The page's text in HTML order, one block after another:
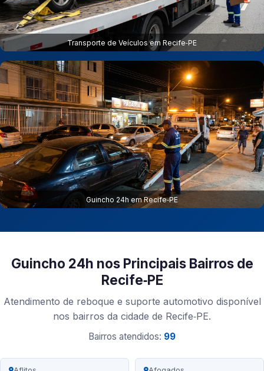
Transporte de Veículos em Recife‑PE
Guincho 24h em Recife‑PE
Guincho 24h nos Principais Bairros de
Recife‑PE
Atendimento de reboque e suporte automotivo disponível
nos bairros da cidade de Recife‑PE.
Bairros atendidos: 99